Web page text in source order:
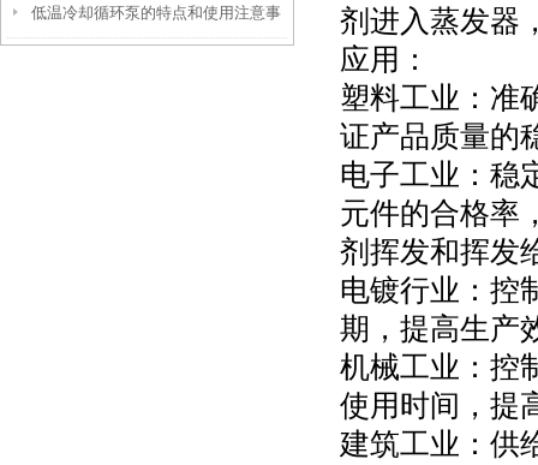
用步骤
低温冷却循环泵的特点和使用注意事
剂进入蒸发器
应用：
塑料工业：准
证产品质量的
电子工业：稳
元件的合格率
剂挥发和挥发
电镀行业：控
期，提高生产
机械工业：控
使用时间，提
建筑工业：供